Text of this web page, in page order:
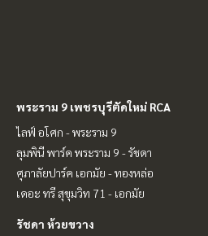
พระราม 9 เพชรบุรีตัดใหม่ RCA
ไลฟ์ อโศก - พระราม 9
ลุมพินี พาร์ค พระราม 9 - รัชดา
ศุภาลัยปาร์ค เอกมัย - ทองหล่อ
เดอะ ทรี สุขุมวิท 71 - เอกมัย
รัชดา ห้วยขวาง